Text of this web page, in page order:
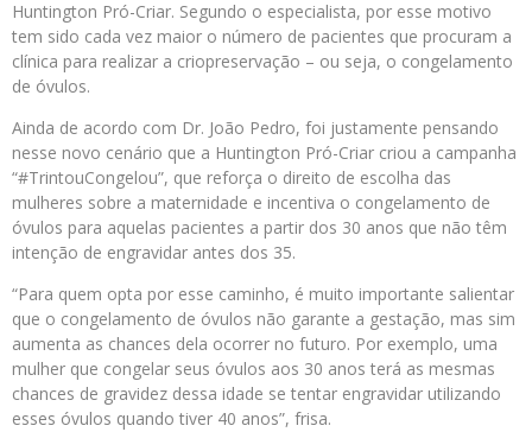
Huntington Pró-Criar. Segundo o especialista, por esse motivo
tem sido cada vez maior o número de pacientes que procuram a
clínica para realizar a criopreservação – ou seja, o congelamento
de óvulos.
Ainda de acordo com Dr. João Pedro, foi justamente pensando
nesse novo cenário que a Huntington Pró-Criar criou a campanha
“#TrintouCongelou”, que reforça o direito de escolha das
mulheres sobre a maternidade e incentiva o congelamento de
óvulos para aquelas pacientes a partir dos 30 anos que não têm
intenção de engravidar antes dos 35.
“Para quem opta por esse caminho, é muito importante salientar
que o congelamento de óvulos não garante a gestação, mas sim
aumenta as chances dela ocorrer no futuro. Por exemplo, uma
mulher que congelar seus óvulos aos 30 anos terá as mesmas
chances de gravidez dessa idade se tentar engravidar utilizando
esses óvulos quando tiver 40 anos”, frisa.